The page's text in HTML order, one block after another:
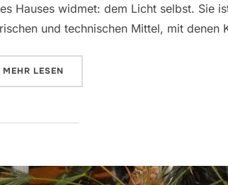
Hauses widmet: dem Licht selbst. Sie
und technischen Mittel, mit denen
MEHR ÜBER „IKONISCHE ARBEITEN ZUM ZFIL-
LESEN